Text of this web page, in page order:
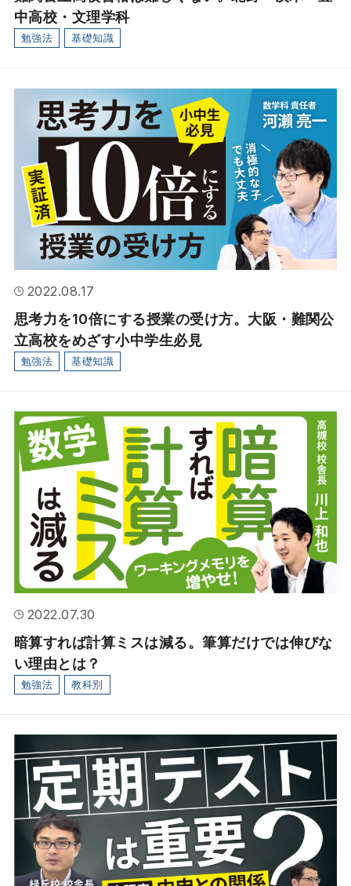
中高校・文理学科
勉強法 基礎知識
2022.08.17
思考力を10倍にする授業の受け方。大阪・難関公
立高校をめざす小中学生必見
勉強法 基礎知識
2022.07.30
暗算すれば計算ミスは減る。筆算だけでは伸びな
い理由とは？
勉強法 教科別